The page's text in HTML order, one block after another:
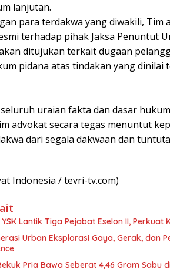
lanjutan.
para terdakwa yang diwakili, Tim
terhadap pihak Jaksa Penuntut
ditujukan terkait dugaan
pidana atas tindakan yang
uraian fakta dan dasar
advokat secara tegas menuntut
dari segala dakwaan dan
Indonesia / tevri-tv.com)
Gubernur Sulut YSK Lantik Tiga Pejabat Eselon II,
Urban Eksplorasi Gaya, Gerak, dan
Pria Bawa Seberat 4,46 Gram Sabu